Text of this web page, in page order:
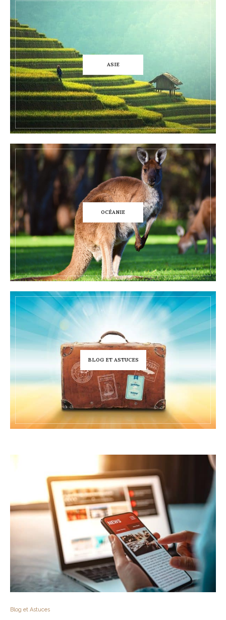
ASIE
OCÉANIE
BLOG ET ASTUCES
Blog et Astuces